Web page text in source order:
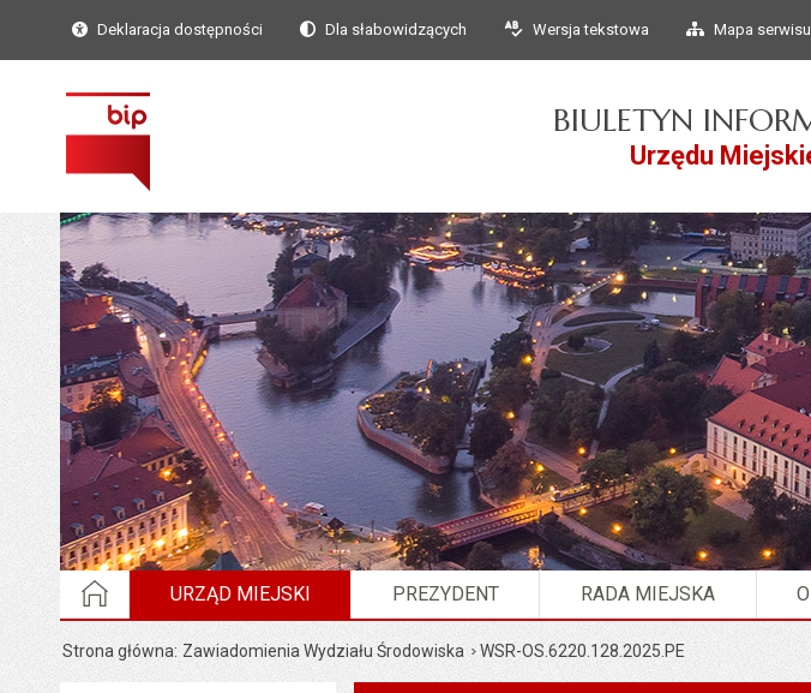
Przejdź do
Przejdź
Deklaracja dostępności Dla słabowidzących Wersja tekstowa Mapa serwisu
BIULETYN
Urzędu
STRONA GŁÓWNA
URZĄD MIEJSKI PREZYDENT RADA MIEJSKA
Strona główna Zawiadomienia Wydziału Środowiska WSR-OS.6220.128.2025.PE